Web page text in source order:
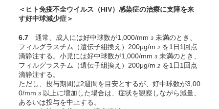
＜ヒト免疫不全ウイルス（HIV）感染症の治療に支障を来
す好中球減少症＞
6.7 通常、成人には好中球数が1,000/mm 3 未満のとき、
フィルグラスチム（遺伝子組換え）200μg/m 2 を1日1回点
滴静注する。小児には好中球数が1,000/mm 3 未満のとき、
フィルグラスチム（遺伝子組換え）200μg/m 2 を1日1回点
滴静注する。
ただし、投与期間は2週間を目安とするが、好中球数が3,00
0/mm 3 以上に増加した場合は、症状を観察しながら減量、
あるいは投与を中止する。